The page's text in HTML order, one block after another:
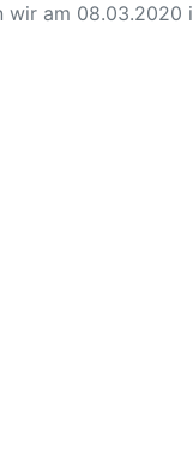
wir am 08.03.2020